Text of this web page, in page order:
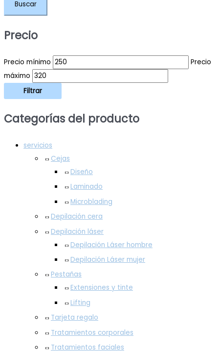
Buscar
Precio
Precio mínimo
Precio
máximo
Filtrar
Categorías del producto
servicios
Cejas
Diseño
Laminado
Microblading
Depilación cera
Depilación láser
Depilación Láser hombre
Depilación Láser mujer
Pestañas
Extensiones y tinte
Lifting
Tarjeta regalo
Tratamientos corporales
Tratamientos faciales